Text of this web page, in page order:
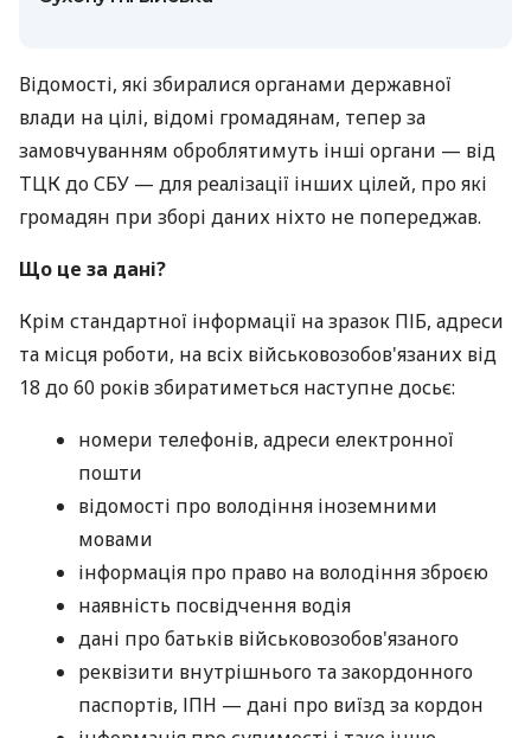
Відомості, які збиралися органами державної
влади на цілі, відомі громадянам, тепер за
замовчуванням оброблятимуть інші органи — від
ТЦК до СБУ — для реалізації інших цілей, про які
громадян при зборі даних ніхто не попереджав.
Що це за дані?
Крім стандартної інформації на зразок ПІБ, адреси
та місця роботи, на всіх військовозобов'язаних від
18 до 60 років збиратиметься наступне досьє:
номери телефонів, адреси електронної
пошти
відомості про володіння іноземними
мовами
інформація про право на володіння зброєю
наявність посвідчення водія
дані про батьків військовозобов'язаного
реквізити внутрішнього та закордонного
паспортів, ІПН — дані про виїзд за кордон